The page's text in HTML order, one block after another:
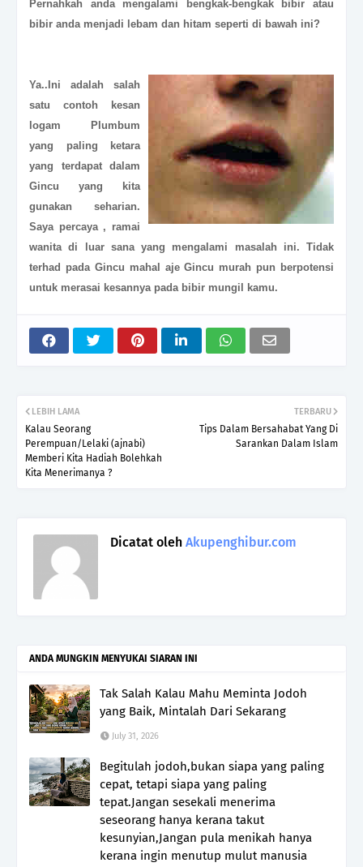
Pernahkah anda mengalami bengkak-bengkak bibiratau
bibir anda menjadi lebam dan hitam seperti di bawah ini?
Ya..Ini adalah salah
satu contoh kesan
logam Plumbum
yang paling ketara
yang terdapat dalam
Gincu yang kita
gunakan seharian.
Saya percaya , ramai
wanita di luar sana yang mengalami masalah ini. Tidak
terhad pada Gincu mahal aje Gincu murah pun berpotensi
untuk merasai kesannya pada bibir mungil kamu.
TERBARU
Tips Dalam Bersahabat Yang Di
Sarankan Dalam Islam
LEBIH LAMA
Kalau Seorang
Perempuan/Lelaki (ajnabi)
Memberi Kita Hadiah Bolehkah
Kita Menerimanya ?
Dicatat oleh Akupenghibur.com
ANDA MUNGKIN MENYUKAI SIARAN INI
Tak Salah Kalau Mahu Meminta Jodoh
yang Baik, Mintalah Dari Sekarang
July 31, 2026
Begitulah jodoh,bukan siapa yang paling
cepat, tetapi siapa yang paling
tepat.Jangan sesekali menerima
seseorang hanya kerana takut
kesunyian,Jangan pula menikah hanya
kerana ingin menutup mulut manusia